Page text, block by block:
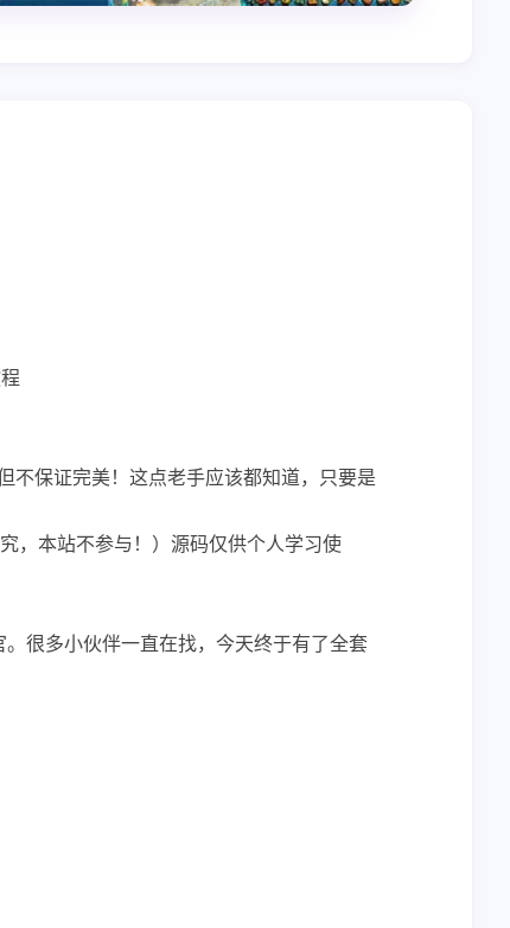
不保证完美！这点老手应该都知道，只要是
，本站不参与！）源码仅供个人学习使
很多小伙伴一直在找，今天终于有了全套